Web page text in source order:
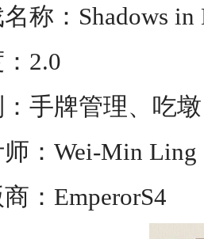
称：Shadows
2.0
手牌管理、吃墩
：Wei-Min Ling
：EmperorS4